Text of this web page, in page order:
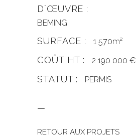
DʼŒUVRE :
BEMING
SURFACE : 1 570m²
COÛT HT : 2 190 000 €
STATUT : PERMIS
—
RETOUR AUX PROJETS